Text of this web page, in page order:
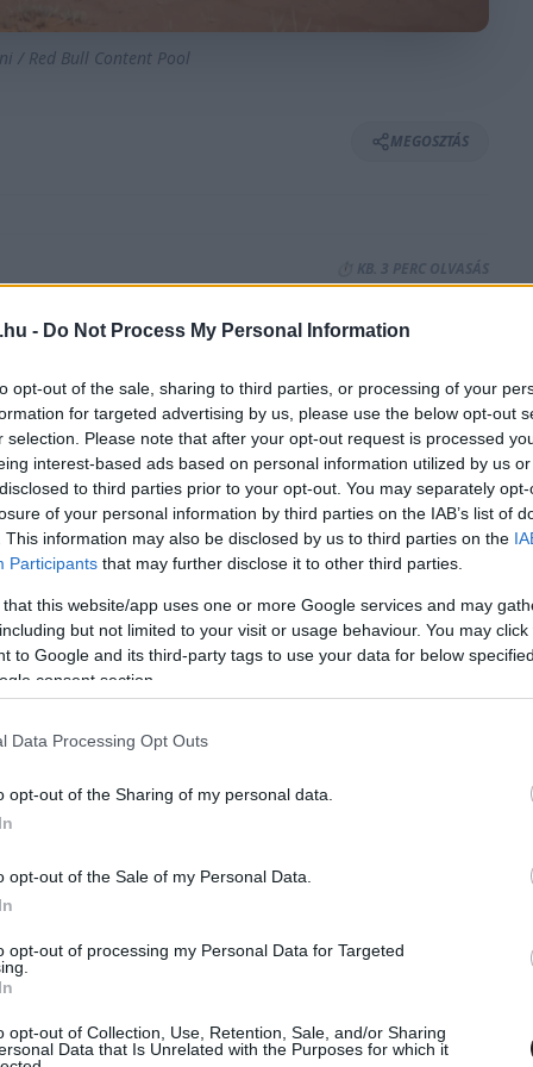
- Do Not Process My Personal Information
opt-out of the sale, sharing to third parties, or processing of your
for targeted advertising by us, please use the below opt-out
selection. Please note that after your opt-out request is processed
interest-based ads based on personal information utilized by us
to third parties prior to your opt-out. You may separately
of your personal information by third parties on the IAB’s list of
This information may also be disclosed by us to third parties on the
Participants that may further disclose it to other third parties.
that this website/app uses one or more Google services and may
but not limited to your visit or usage behaviour. You may
to Google and its third-party tags to use your data for below
consent section.
Data Processing Opt Outs
opt-out of the Sharing of my personal data.
opt-out of the Sale of my Personal Data.
opt-out of processing my Personal Data for Targeted
opt-out of Collection, Use, Retention, Sale, and/or Sharing
Data that Is Unrelated with the Purposes for which it
/ Red Bull Content Pool
MEGOSZTÁS
⏱️ KB. 3 PERC OLVASÁS
ért el a lengyel Goczal-család a Dakar
vette át a vezetést fordos csapattársa,
Lategan sem került nagy hátrányba.
második maratoni szakasza, a kilencedik
várt az autós mezőnyre.
a napot Eryk Goczal nyerte nagybácsija,
eredménnyel Toby Price 11:36, a
hátránnyal szerezte meg.